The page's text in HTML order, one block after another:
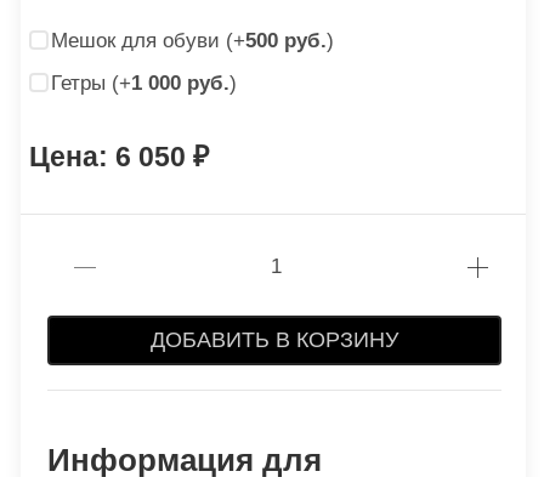
Мешок для обуви (+500 руб.)
Гетры (+1 000 руб.)
6 050
ДОБАВИТЬ В КОРЗИНУ
Информация для